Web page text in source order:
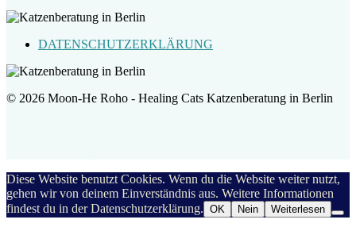
DATENSCHUTZERKLÄRUNG
© 2026 Moon-He Roho - Healing Cats Katzenberatung in Berlin
Diese Website benutzt Cookies. Wenn du die Website weiter nutzt,
gehen wir von deinem Einverständnis aus. Weitere Informationen
findest du in der Datenschutzerklärung. OK Nein Weiterlesen